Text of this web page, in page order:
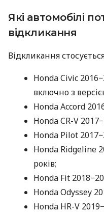
Які автомобілі
відкликання
Відкликання
Honda Civic
включно з
Honda Accord
Honda CR-V
Honda Pilot
Honda Ridgeline
років;
Honda Fit
Honda Odyssey
Honda HR-V